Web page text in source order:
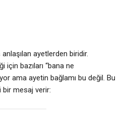
ayetlerden biridir.
için bazıları “bana ne
ama ayetin bağlamı bu değil. Bu
bir mesaj verir: